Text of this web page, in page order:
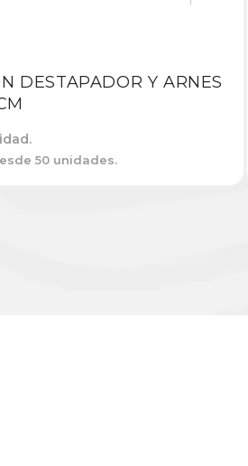
DESTAPADOR Y ARNES
50 unidades.